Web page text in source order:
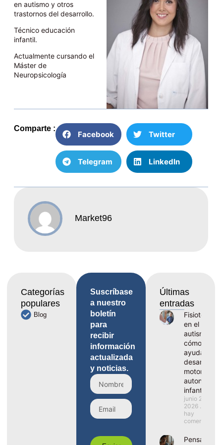
en autismo y otros
trastornos del desarrollo.
Técnico educación
infantil.
Actualmente cursando el
Máster de
Neuropsicología
Comparte :
Facebook Twitter
Telegram LinkedIn
Market96
Categorías
populares
Blog
Suscríbase
a nuestro
boletín
para
recibir
información
actualizada
y noticias.
Últimas
entradas
Fisioterapia
en el
autismo,
cómo
ayuda al
desarrollo
motor y la
autonomía
infantil
junio 29,
2026
hay
comentarios